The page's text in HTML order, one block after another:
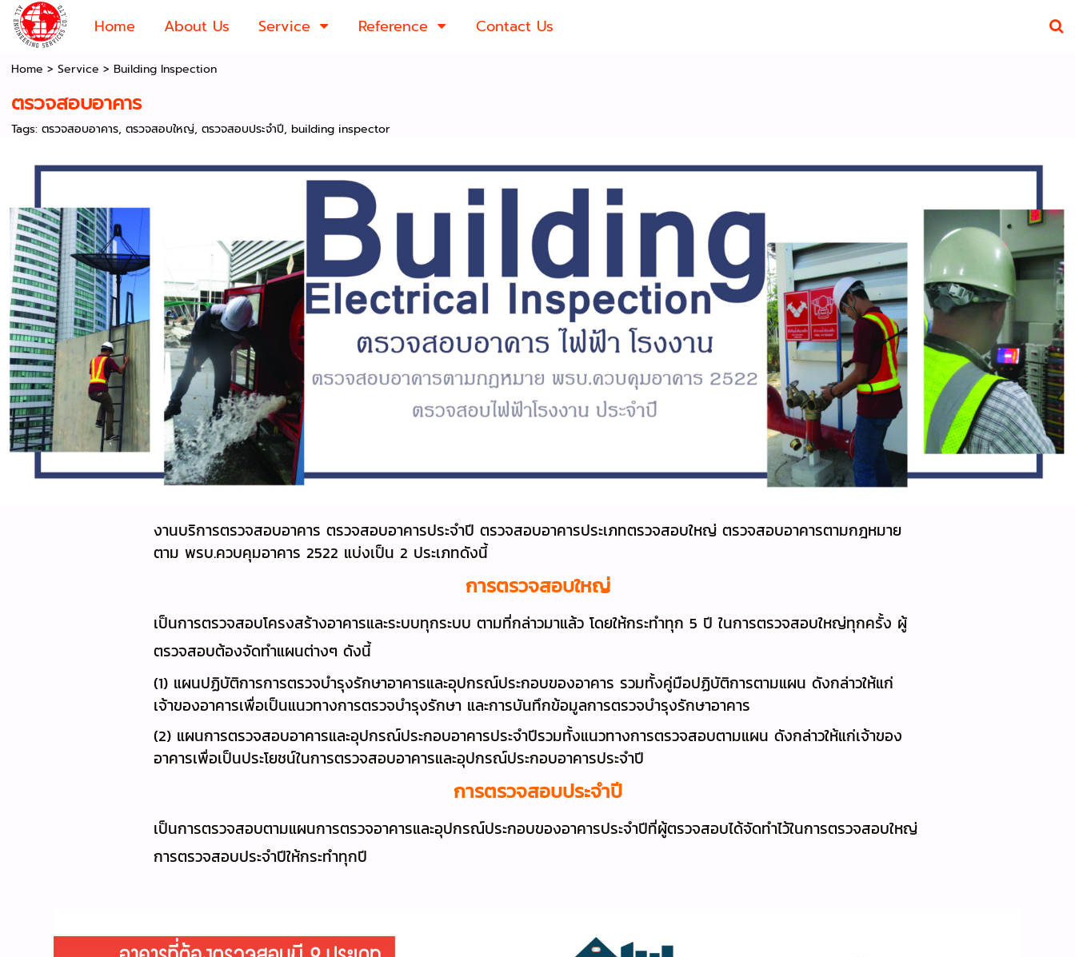
Home About Us Service Reference Contact Us
Home > Service > Building Inspection
ตรวจสอบอาคาร
Tags: ตรวจสอบอาคาร, ตรวจสอบใหญ่, ตรวจสอบประจำปี, building inspector
งานบริการตรวจสอบอาคาร ตรวจสอบอาคารประจำปี ตรวจสอบอาคารประเภทตรวจสอบใหญ่ ตรวจสอบอาคารตามกฎหมาย
ตาม พรบ.ควบคุมอาคาร 2522 แบ่งเป็น 2 ประเภทดังนี้
การตรวจสอบใหญ่
เป็นการตรวจสอบโครงสร้างอาคารและระบบทุกระบบ ตามที่กล่าวมาแล้ว โดยให้กระทำทุก 5 ปี ในการตรวจสอบใหญ่ทุกครั้ง ผู้
ตรวจสอบต้องจัดทำแผนต่างๆ ดังนี้
(1) แผนปฏิบัติการการตรวจบำรุงรักษาอาคารและอุปกรณ์ประกอบของอาคาร รวมทั้งคู่มือปฏิบัติการตามแผน ดังกล่าวให้แก่
เจ้าของอาคารเพื่อเป็นแนวทางการตรวจบำรุงรักษา และการบันทึกข้อมูลการตรวจบำรุงรักษาอาคาร
(2) แผนการตรวจสอบอาคารและอุปกรณ์ประกอบอาคารประจำปีรวมทั้งแนวทางการตรวจสอบตามแผน ดังกล่าวให้แก่เจ้าของ
อาคารเพื่อเป็นประโยชน์ในการตรวจสอบอาคารและอุปกรณ์ประกอบอาคารประจำปี
การตรวจสอบประจำปี
เป็นการตรวจสอบตามแผนการตรวจอาคารและอุปกรณ์ประกอบของอาคารประจำปีที่ผู้ตรวจสอบได้จัดทำไว้ในการตรวจสอบใหญ่
การตรวจสอบประจำปีให้กระทำทุกปี